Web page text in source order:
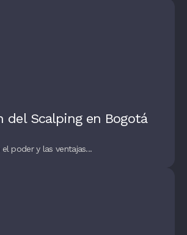
del Scalping en Bogotá
poder y las ventajas...